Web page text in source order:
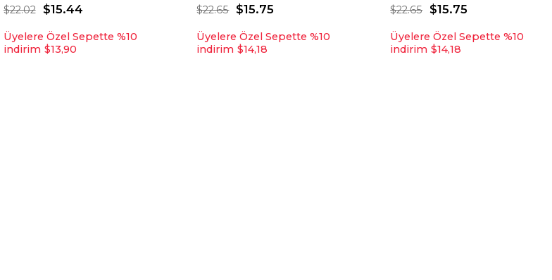
$15.44
$22.02
Üyelere Özel Sepette %10
indirim $13,90
$15.75
$22.65
Üyelere Özel Sepette %10
indirim $14,18
$15.75
$22.65
Üyelere Özel Sepette %10
indirim $14,18